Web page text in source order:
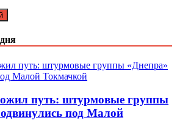
путь: штурмовые группы
под Малой